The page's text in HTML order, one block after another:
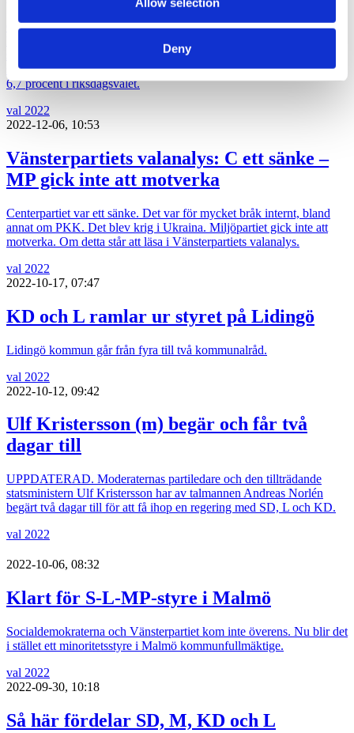
Deny
Centerpartiet gick till val på värderingar snarare än sakpolitik och
kommunikationen gav inte effekten som den borde, då partiet hade
störst kommunikationsbudget av alla. Det är några av de viktigaste
slutsatserna som Centerpartiet gör i sin analys av valet 2022 som gav
6,7 procent i riksdagsvalet.
val 2022
2022-12-06, 10:53
Vänsterpartiets valanalys: C ett sänke –
MP gick inte att motverka
Centerpartiet var ett sänke. Det var för mycket bråk internt, bland
annat om PKK. Det blev krig i Ukraina. Miljöpartiet gick inte att
motverka. Om detta står att läsa i Vänsterpartiets valanalys.
val 2022
2022-10-17, 07:47
KD och L ramlar ur styret på Lidingö
Lidingö kommun går från fyra till två kommunalråd.
val 2022
2022-10-12, 09:42
Ulf Kristersson (m) begär och får två
dagar till
UPPDATERAD. Moderaternas partiledare och den tillträdande
statsministern Ulf Kristersson har av talmannen Andreas Norlén
begärt två dagar till för att få ihop en regering med SD, L och KD.
val 2022
2022-10-06, 08:32
Klart för S-L-MP-styre i Malmö
Socialdemokraterna och Vänsterpartiet kom inte överens. Nu blir det
i stället ett minoritetsstyre i Malmö kommunfullmäktige.
val 2022
2022-09-30, 10:18
Så här fördelar SD, M, KD och L